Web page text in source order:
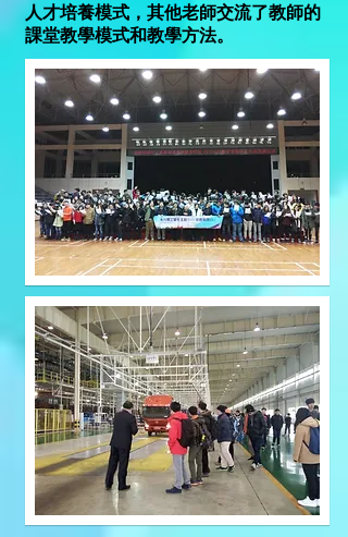
人才培養模式，其他老師交流了教師的
課堂教學模式和教學方法。